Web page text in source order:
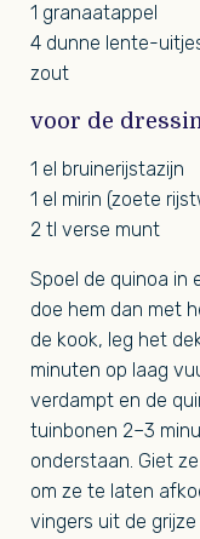
1 granaatappel
4 dunne lente-
zout
voor de
1 el bruinerijstazijn
1 el mirin (zoete
2 tl verse munt
Spoel de quinoa in
doe hem dan met
de kook, leg het
minuten op laag
verdampt en de
tuinbonen 2–3
onderstaan. Giet
om ze te laten
vingers uit de